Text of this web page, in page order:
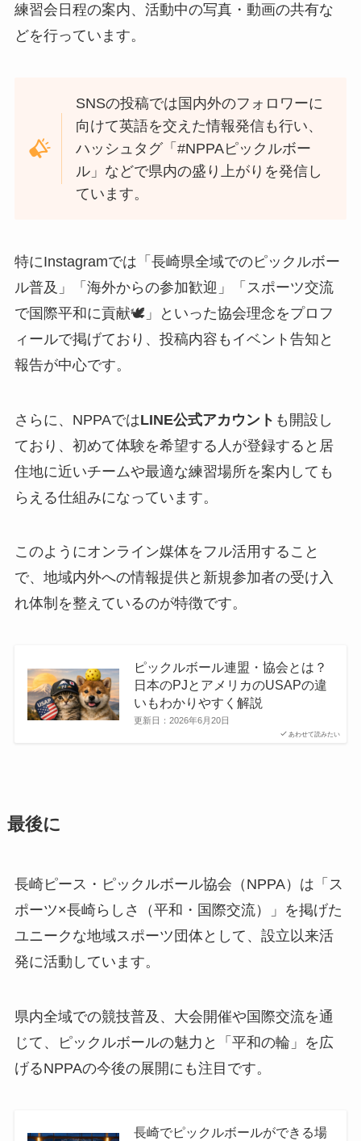
練習会日程の案内、活動中の写真・動画の共有な
どを行っています。
SNSの投稿では国内外のフォロワーに
向けて英語を交えた情報発信も行い、
ハッシュタグ「#NPPAピックルボー
ル」などで県内の盛り上がりを発信し
ています。
特にInstagramでは「長崎県全域でのピックルボー
ル普及」「海外からの参加歓迎」「スポーツ交流
で国際平和に貢献🕊️」といった協会理念をプロフ
ィールで掲げており、投稿内容もイベント告知と
報告が中心です。
さらに、NPPAではLINE公式アカウント も開設し
ており、初めて体験を希望する人が登録すると居
住地に近いチームや最適な練習場所を案内しても
らえる仕組みになっています。
このようにオンライン媒体をフル活用すること
で、地域内外への情報提供と新規参加者の受け入
れ体制を整えているのが特徴です。
あわせて読みたい
ピックルボール連盟・協会とは？
日本のPJとアメリカのUSAPの違
いもわかりやすく解説
更新日： 2026年6月20日
最後に
長崎ピース・ピックルボール協会（NPPA）は「ス
ポーツ×長崎らしさ（平和・国際交流）」を掲げた
ユニークな地域スポーツ団体として、設立以来活
発に活動しています。
県内全域での競技普及、大会開催や国際交流を通
じて、ピックルボールの魅力と「平和の輪」を広
げるNPPAの今後の展開にも注目です。
長崎でピックルボールができる場